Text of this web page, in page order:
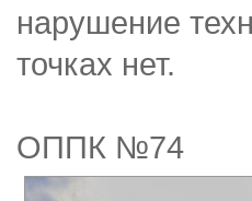
нарушение
точках нет.
ОППК №74